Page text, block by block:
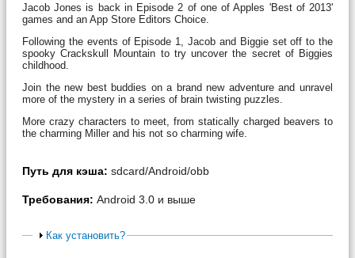
Jacob Jones is back in Episode 2 of one of Apples 'Best of 2013'
games and an App Store Editors Choice.
Following the events of Episode 1, Jacob and Biggie set off to the
spooky Crackskull Mountain to try uncover the secret of Biggies
childhood.
Join the new best buddies on a brand new adventure and unravel
more of the mystery in a series of brain twisting puzzles.
More crazy characters to meet, from statically charged beavers to
the charming Miller and his not so charming wife.
Путь для кэша: sdcard/Android/obb
Требования: Android 3.0 и выше
Как установить?